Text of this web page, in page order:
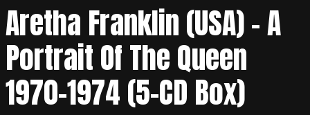
Aretha Franklin (USA) – A
Portrait Of The Queen
1970-1974 (5-CD Box)